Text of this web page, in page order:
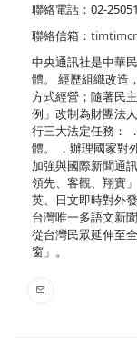
聯絡電話：02-
聯絡信箱：
中央通訊社是中華
體。 經歷組織改造
方式經營；隨著民
例」改制為財團法
行三大法定任務：
體。 ．辦理國家對
加強與國際新聞通
領先、客觀、翔實
英、日文即時對外
台灣唯一多語文新
從台灣民眾延伸至
窗」。